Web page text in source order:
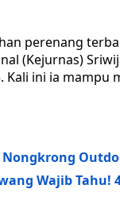
perenang
(Kejurnas)
Kali ini ia mampu
Nongkrong
Wajib Tahu!